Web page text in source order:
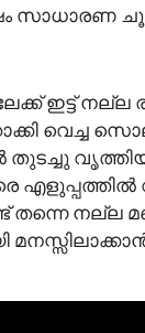
ഇട്ട് നല്ല
വെച്ച
തുടച്ചു
എളുപ്പത്തിൽ
തന്നെ നല്ല